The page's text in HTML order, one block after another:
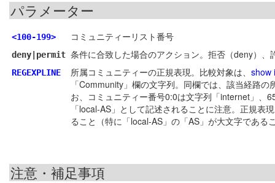
パラメーター
<100-199> コミュニティーリスト番号
deny|permit 条件に合致した場合のアクション。拒否（deny）
REGEXPLINE 所属コミュニティーの正規表現。比較対象は、 show
「Community」欄の文字列。同欄では、該当経路
お、コミュニティー番号0:0は文字列「internet」
「local-AS」として記述されることに注意。正規
ること（特に「local-AS」の「AS」が大文字である
注意・補足事項